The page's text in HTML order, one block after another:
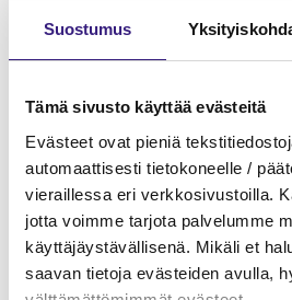
Suostumus
Tämä sivusto käyttää evästeitä
Evästeet ovat pieniä
automaattisesti tietokoneelle /
vieraillessa eri verkkosivustoilla.
jotta voimme tarjota palvelumme
käyttäjäystävällisenä. Mikäli et
saavan tietoja evästeiden avulla,